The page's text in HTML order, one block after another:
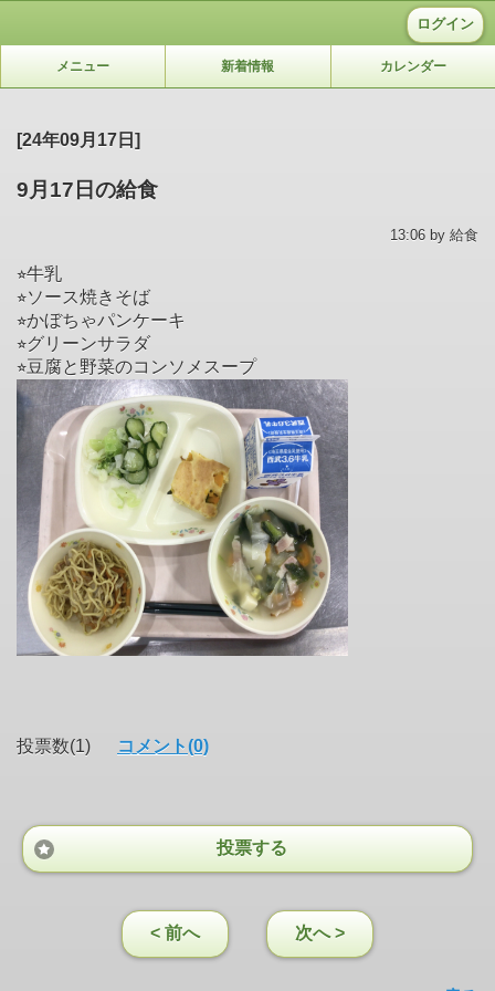
ログイン
メニュー 新着情報 カレンダー
[24年09月17日]
9月17日の給食
13:06 by 給食
⭐︎牛乳
⭐︎ソース焼きそば
⭐︎かぼちゃパンケーキ
⭐︎グリーンサラダ
⭐︎豆腐と野菜のコンソメスープ
投票数(1) コメント(0)
投票する
< 前へ 次へ >